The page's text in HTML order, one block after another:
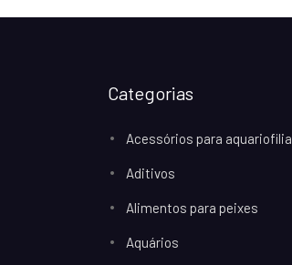
Categorias
Acessórios para aquariofilia
Aditivos
Alimentos para peixes
Aquários